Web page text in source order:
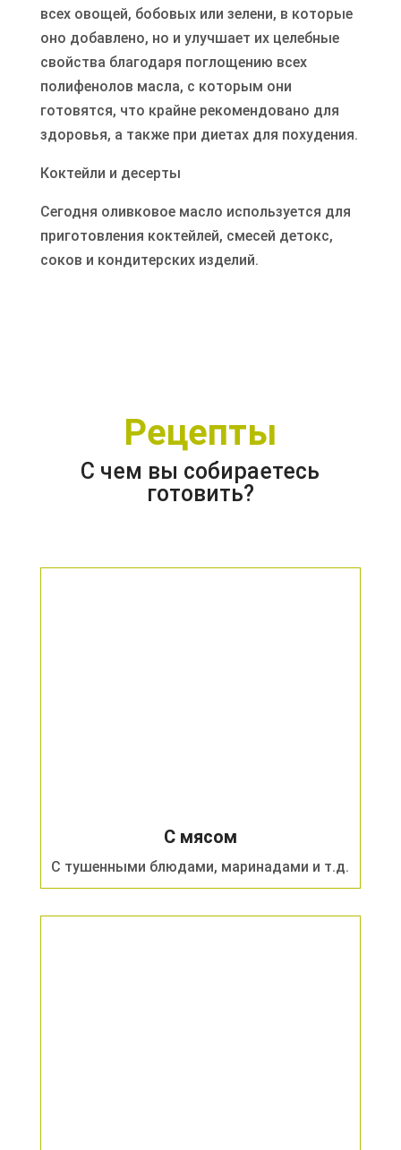
всех овощей, бобовых или зелени, в которые
оно добавлено, но и улучшает их целебные
свойства благодаря поглощению всех
полифенолов масла, с которым они
готовятся, что крайне рекомендовано для
здоровья, а также при диетах для похудения.
Коктейли и десерты
Сегодня оливковое масло используется для
приготовления коктейлей, смесей детокс,
соков и кондитерских изделий.
Рецепты
С чем вы собираетесь
готовить?
С мясом
С тушенными блюдами, маринадами и т.д.